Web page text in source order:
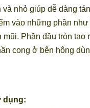
và nhỏ giúp dễ dàng
vào những phần như
Phần đầu tròn tạo
cong ở bên hông
dụng: